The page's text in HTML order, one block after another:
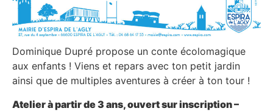
Dominique Dupré propose un conte écolomagique
aux enfants ! Viens et repars avec ton petit jardin
ainsi que de multiples aventures à créer à ton tour !
Atelier à partir de 3 ans, ouvert sur inscription –